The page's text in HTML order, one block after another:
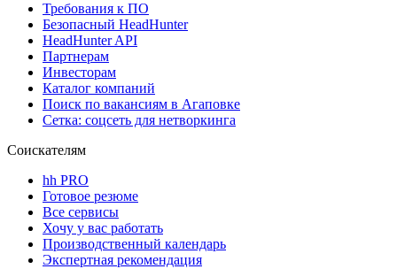
Требования к ПО
Безопасный HeadHunter
HeadHunter API
Партнерам
Инвесторам
Каталог компаний
Поиск по вакансиям в Агаповке
Сетка: соцсеть для нетворкинга
Соискателям
hh PRO
Готовое резюме
Все сервисы
Хочу у вас работать
Производственный календарь
Экспертная рекомендация